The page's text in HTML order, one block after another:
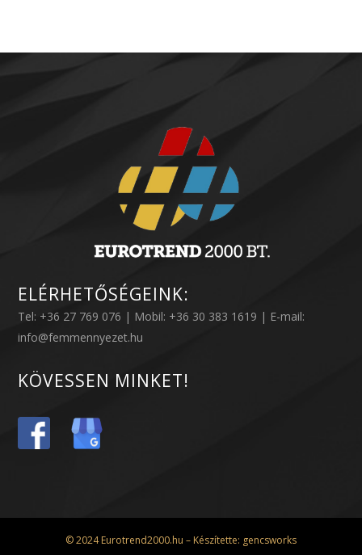
ELÉRHETŐSÉGEINK:
Tel: +36 27 769 076 | Mobil: +36 30 383 1619 | E-mail:
info@femmennyezet.hu
KÖVESSEN MINKET!
© 2024 Eurotrend2000.hu – Készítette: gencsworks